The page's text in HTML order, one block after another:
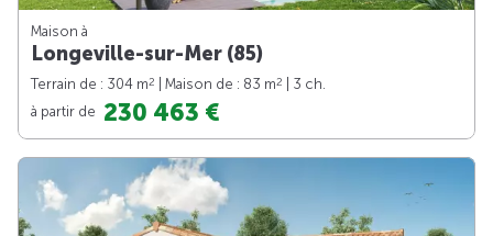
Maison à
Longeville-sur-Mer (85)
Terrain de : 304 m2 | Maison de : 83 m2
| 3 ch.
à partir de 230 463 €